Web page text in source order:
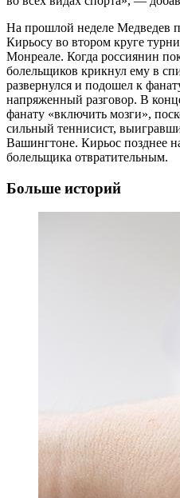
На прошлой неделе Медведев
Кирьосу во втором круге
Монреале. Когда россиянин
болельщиков крикнул ему в
развернулся и подошел к
напряженный разговор. В
фанату «включить мозги»,
сильный теннисист,
Вашингтоне. Кирьос позднее
болельщика отвратительным.
Больше историй